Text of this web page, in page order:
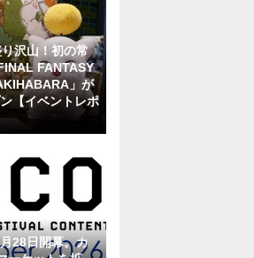
沢山！初の常
FANTASY
」が
【イベントレポ
28日開幕。カ